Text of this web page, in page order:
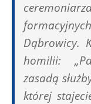
Dąbrowicy.
homilii:
zasadą
której